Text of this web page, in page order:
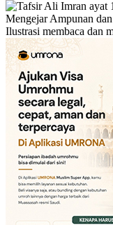
Ilustrasi membaca dan